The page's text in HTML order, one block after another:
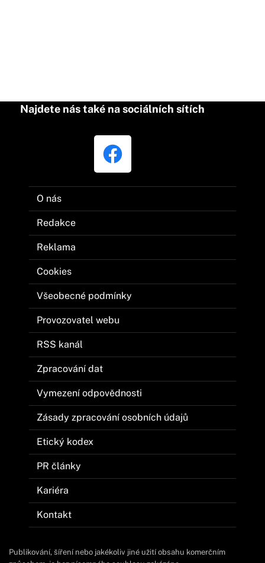
Najdete nás také na sociálních sítích
O nás
Redakce
Reklama
Cookies
Všeobecné podmínky
Provozovatel webu
RSS kanál
Zpracování dat
Vymezení odpovědnosti
Zásady zpracování osobních údajů
Etický kodex
PR články
Kariéra
Kontakt
Publikování, šíření nebo jakékoliv jiné užití obsahu komerčním